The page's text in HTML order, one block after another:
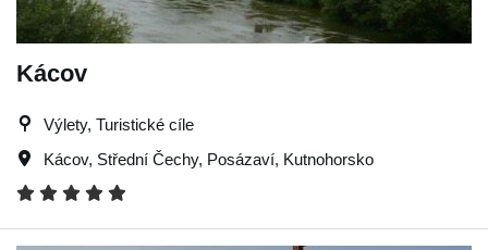
Kácov
Výlety, Turistické cíle
Kácov, Střední Čechy, Posázaví, Kutnohorsko